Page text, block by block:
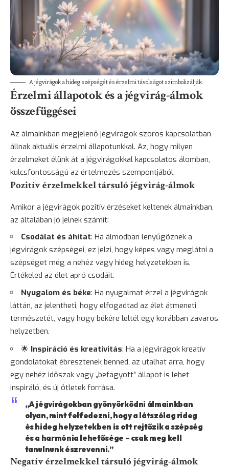
A jégvirágok a hideg szépségét és érzelmi távolságot szimbolizálják.
Érzelmi állapotok és a jégvirág-álmok
összefüggései
Az álmainkban megjelenő jégvirágok szoros kapcsolatban
állnak aktuális érzelmi állapotunkkal. Az, hogy milyen
érzelmeket élünk át a jégvirágokkal kapcsolatos álomban,
kulcsfontosságú az értelmezés szempontjából.
Pozitív érzelmekkel társuló jégvirág-álmok
Amikor a jégvirágok pozitív érzéseket keltenek álmainkban,
az általában jó jelnek számít:
Csodálat és áhítat: Ha álmodban lenyűgöznek a
jégvirágok szépségei, ez jelzi, hogy képes vagy meglátni a
szépséget még a nehéz vagy hideg helyzetekben is.
Értékeled az élet apró csodáit.
Nyugalom és béke: Ha nyugalmat érzel a jégvirágok
láttán, az jelentheti, hogy elfogadtad az élet átmeneti
természetét, vagy hogy békére leltél egy korábban zavaros
helyzetben.
🌟 Inspiráció és kreativitás: Ha a jégvirágok kreatív
gondolatokat ébresztenek benned, az utalhat arra, hogy
egy nehéz időszak vagy „befagyott” állapot is lehet
inspiráló, és új ötletek forrása.
„A jégvirágokban gyönyörködni álmainkban
olyan, mint felfedezni, hogy a látszólag rideg
és hideg helyzetekben is ott rejtőzik a szépség
és a harmónia lehetősége – csak meg kell
tanulnunk észrevenni.”
Negatív érzelmekkel társuló jégvirág-álmok